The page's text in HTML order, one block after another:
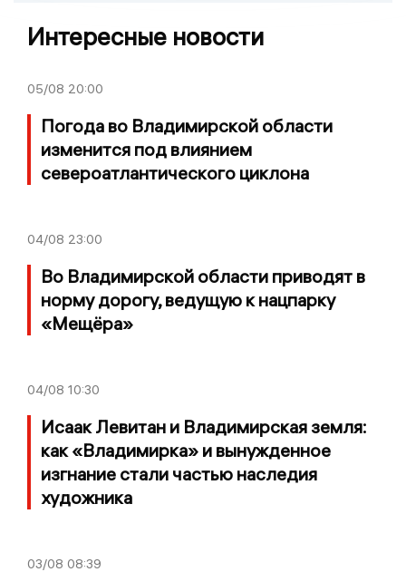
Интересные новости
05/08 20:00
Погода во Владимирской области
изменится под влиянием
североатлантического циклона
04/08 23:00
Во Владимирской области приводят в
норму дорогу, ведущую к нацпарку
«Мещёра»
04/08 10:30
Исаак Левитан и Владимирская земля:
как «Владимирка» и вынужденное
изгнание стали частью наследия
художника
03/08 08:39